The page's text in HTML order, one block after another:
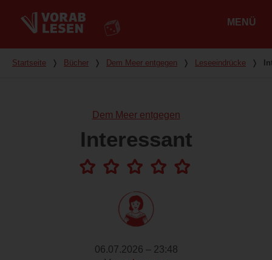
MENÜ
Du bist hier
Startseite ❭ Bücher ❭ Dem Meer entgegen ❭ Leseeindrücke ❭
Dem Meer entgegen
Interessant
06.07.2026 – 23:48